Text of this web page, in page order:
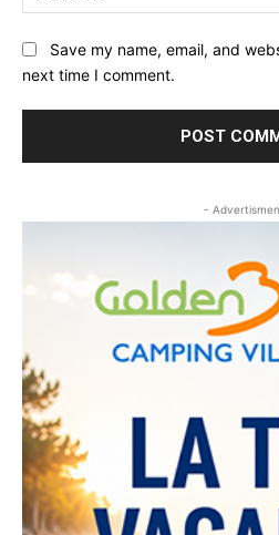
Save my name, email, and
next time I comment.
-